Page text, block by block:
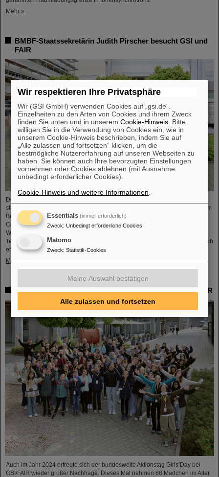
Mehr »
BMBF-Staatssekretärin Judith Pirscher besucht GSI und
FAIR
Der Fortschritt des FAIR-Projekts und die aktuellen Forschungsaktivitäten
standen im Mittelpunkt eines Besuchs von Judith Pirscher, Staatssekretärin im
Bundesministerium für Bildung und Forschung (BMBF), auf dem GSI/FAIR-
Campus. Die Staatssekretärin wurde von Professor Paolo Giubellino,
Wissenschaftlicher Geschäftsführer von GSI und FAIR, und Jörg Blaurock,
Technischer Geschäftsführer von GSI und FAIR, empfangen. Bei ihrem Besuch
erhielt sie einen umfassenden Einblick über die wissenschaftlichen…
Mehr »
Erneut großer Zuspruch beim Girls’Day 2024 bei GSI/FAIR
Auch im Jahr 2024 erfreute sich der bundesweite Aktionstag Girls’Day bei
GSI/FAIR wieder großer Nachfrage. Dieses Mal nahmen 68 Mädchen im Alter
Wir respektieren Ihre Privatsphäre
Wir (GSI GmbH) verwenden Cookies auf „gsi.de“.
Einzelheiten zu den Arten von Cookies und ihrem Zweck
finden Sie unten und in unseremCookie-Hinweis . Bitte
willigen Sie in die Verwendung von Cookies ein, wie in
unserem Cookie-Hinweis beschrieben, indem Sie auf
„Alle zulassen und fortsetzen“ klicken, um die
bestmögliche Nutzererfahrung auf unseren Webseiten zu
haben. Sie können auch Ihre bevorzugten Einstellungen
vornehmen oder Cookies ablehnen (mit Ausnahme
unbedingt erforderlicher Cookies).
Cookie-Hinweis und weitere Informationen
Essentials (immer erforderlich)
Zweck: Unbedingt erforderliche Cookies
Matomo
Zweck: Statistik-Cookies
Meine Auswahl bestätigen
Alle zulassen und fortsetzen